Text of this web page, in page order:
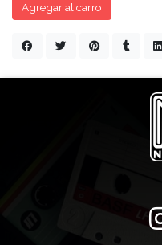
Agregar al carro